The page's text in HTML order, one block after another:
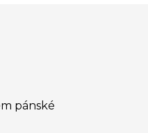
pánské